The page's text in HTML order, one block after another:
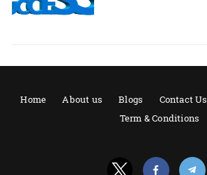
Home About us Blogs Contact Us
Term & Conditions